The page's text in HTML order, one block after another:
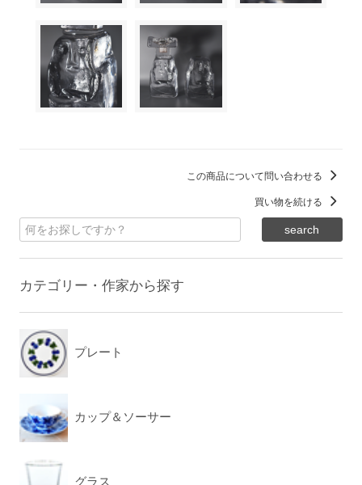
この商品について問い合わせる
買い物を続ける
カテゴリー・作家から探す
プレート
カップ＆ソーサー
グラス